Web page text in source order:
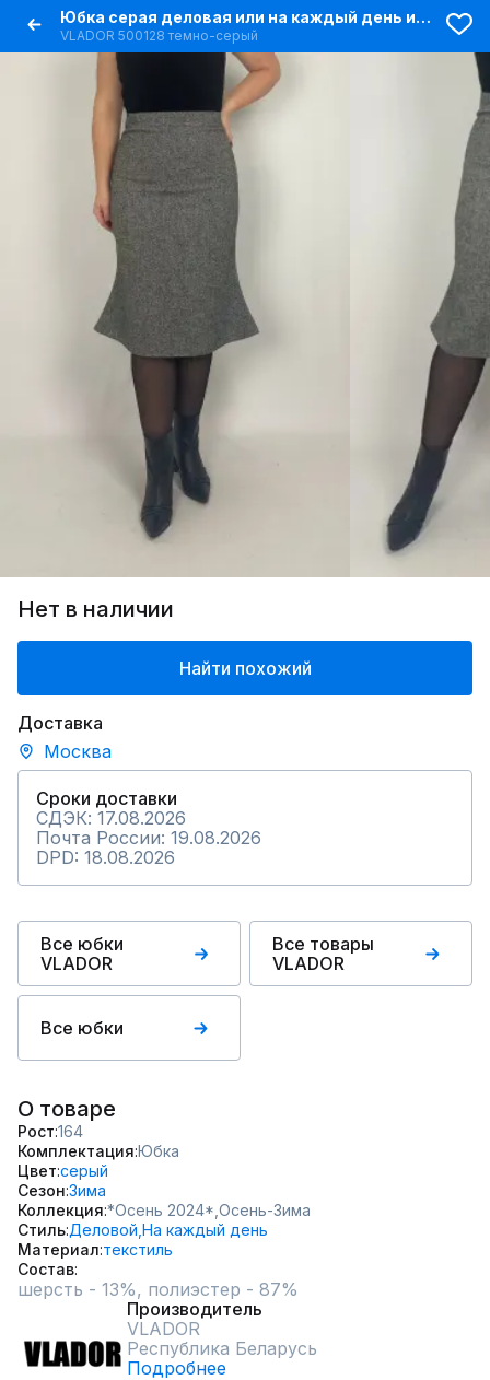
Юбка серая деловая или на каждый день из текстиля
VLADOR 500128 темно-серый
Нет в наличии
Найти похожий
Доставка
Москва
Сроки доставки
СДЭК: 17.08.2026
Почта России: 19.08.2026
DPD: 18.08.2026
Все юбки
VLADOR
Все товары
VLADOR
Все юбки
О товаре
Рост 164
Комплектация Юбка
Цвет серый
Сезон Зима
Коллекция *Осень 2024*, Осень-Зима
Стиль Деловой, На каждый день
Материал текстиль
Состав
Производитель
VLADOR
Республика Беларусь
Подробнее